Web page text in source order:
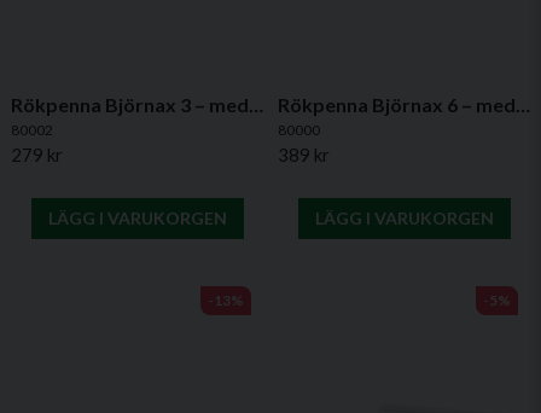
80002
279 kr
LÄGG I VARUKORGEN
80000
389 kr
LÄGG I VARUKORGEN
-13% -5%
kostnadseffektivt val för den som behöver utföra
återkommande tester. Används av ventilationsfirmor,